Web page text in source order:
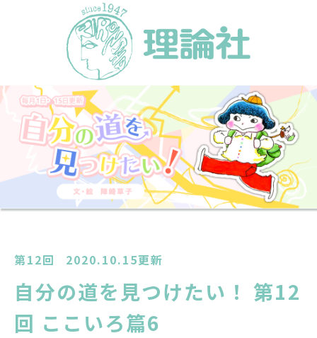
第12回 2020.10.15更新
自分の道を見つけたい！ 第12
回 ここいろ篇6